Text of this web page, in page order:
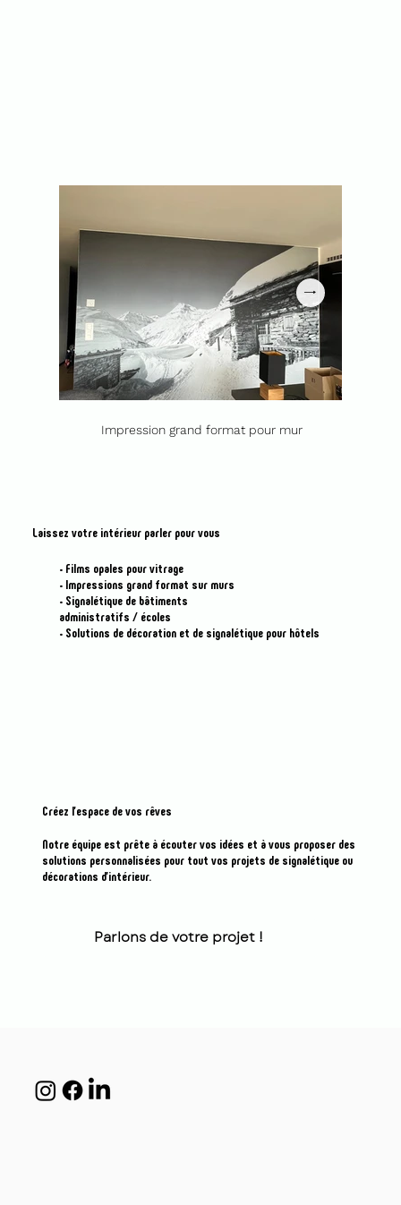
Impression grand format pour mur
Laissez votre intérieur parler pour vous
• Films opales pour vitrage
• Impressions grand format sur murs
• Signalétique de bâtiments
administratifs / écoles
• Solutions de décoration et de signalétique pour hôtels
Créez l'espace de vos rêves
Notre équipe est prête à écouter vos idées et à vous proposer des
solutions personnalisées pour tout vos projets de signalétique ou
décorations d’intérieur.
Parlons de votre projet !